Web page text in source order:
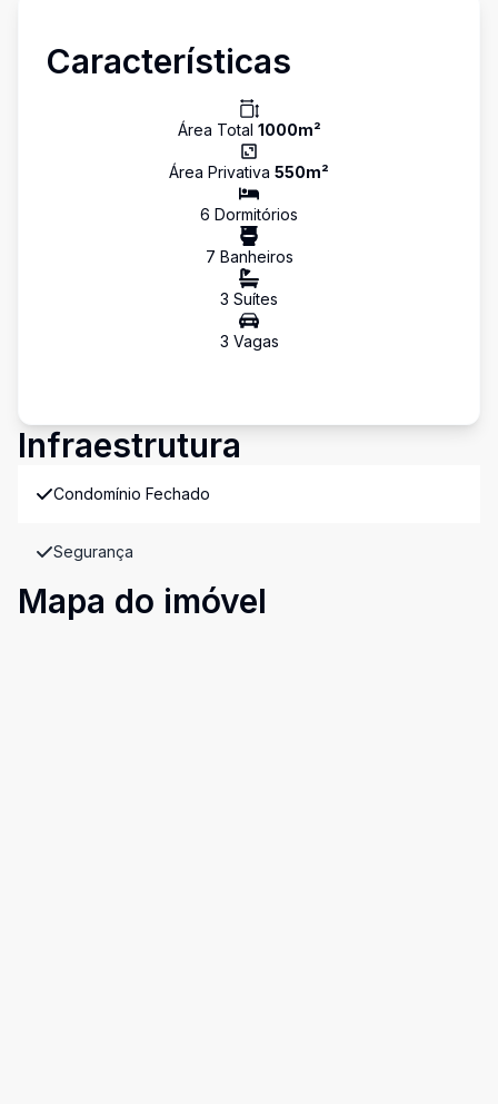
Características
Área Total 1000m²
Área Privativa 550m²
6 Dormitórios
7 Banheiros
3 Suítes
3 Vagas
Infraestrutura
Condomínio Fechado
Segurança
Mapa do imóvel